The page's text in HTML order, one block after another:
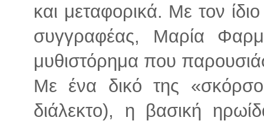
και μεταφορικά. Με τον
συγγραφέας, Μαρία
μυθιστόρημα που
Με ένα δικό της
διάλεκτο), η βασική